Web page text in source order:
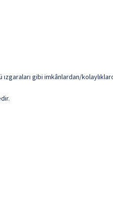
gibi imkânlardan/